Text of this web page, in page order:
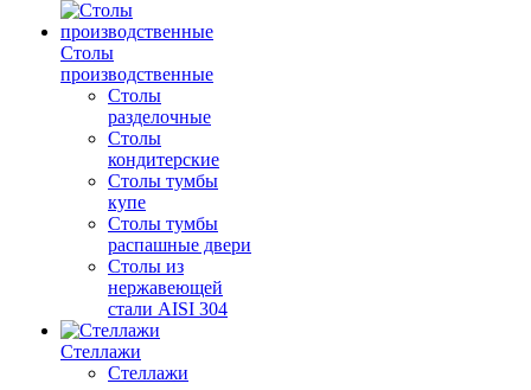
Столы
производственные
Столы
разделочные
Столы
кондитерские
Столы тумбы
купе
Столы тумбы
распашные двери
Столы из
нержавеющей
стали AISI 304
Стеллажи
Стеллажи